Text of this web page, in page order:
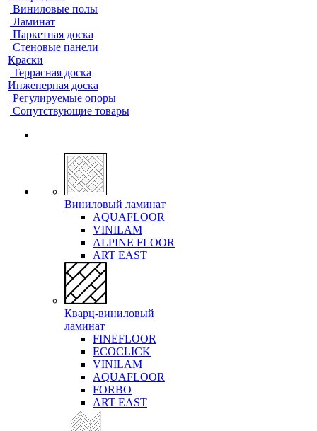
Виниловые полы
Ламинат
Паркетная доска
Стеновые панели
Краски
Террасная доска
Инженерная доска
Регулируемые опоры
Сопутствующие товары
Виниловый ламинат
AQUAFLOOR
VINILAM
ALPINE FLOOR
ART EAST
Кварц-виниловый
ламинат
FINEFLOOR
ECOCLICK
VINILAM
AQUAFLOOR
FORBO
ART EAST